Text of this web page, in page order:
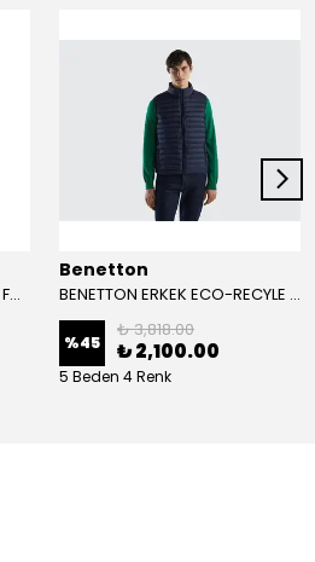
Al Nassr FC Ronaldo Çocuk Forma 2'li Takım(Şort/T-Shirt)
Benetton
BENETTON ERKEK ECO-RECYLE DOLGULU PUFA YELEK
%45
₺ 3,818.00
₺ 2,100.00
5 Beden 4 Renk